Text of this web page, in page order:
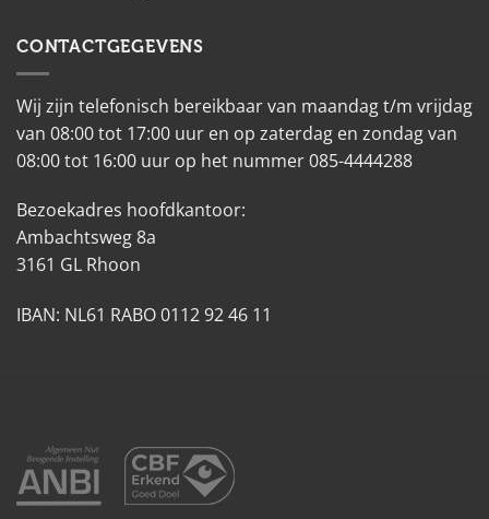
CONTACTGEGEVENS
Wij zijn telefonisch bereikbaar van maandag t/m vrijdag
van 08:00 tot 17:00 uur en op zaterdag en zondag van
08:00 tot 16:00 uur op het nummer 085-4444288
Bezoekadres hoofdkantoor:
Ambachtsweg 8a
3161 GL Rhoon
IBAN: NL61 RABO 0112 92 46 11